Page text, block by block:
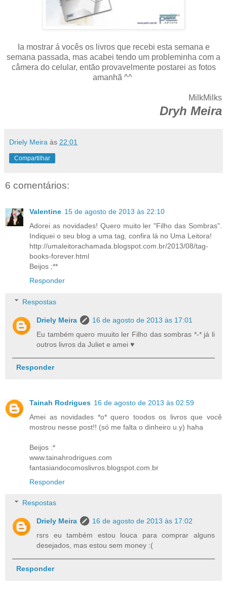
Ia mostrar á vocês os livros que recebi esta semana e
semana passada, mas acabei tendo um probleminha com a
câmera do celular, então provavelmente postarei as fotos
amanhã ^^
MilkMilks
Dryh Meira
Driely Meira às 22:01
Compartilhar
6 comentários:
Valentine 15 de agosto de 2013 às 22:10
Adorei as novidades! Quero muito ler "Filho das Sombras".
Indiquei o seu blog a uma tag, confira lá no Uma Leitora!
http://umaleitorachamada.blogspot.com.br/2013/08/tag-
books-forever.html
Beijos ;**
Responder
Respostas
Driely Meira
16 de agosto de 2013 às 17:01
Eu também quero muuito ler Filho das sombras *-* já li
outros livros da Juliet e amei ♥
Responder
Tainah Rodrigues 16 de agosto de 2013 às 02:59
Amei as novidades *o* quero toodos os livros que você
mostrou nesse post!! (só me falta o dinheiro u.y) haha
Beijos :*
www.tainahrodrigues.com
fantasiandocomoslivros.blogspot.com.br
Responder
Respostas
Driely Meira
16 de agosto de 2013 às 17:02
rsrs eu também estou louca para comprar alguns
desejados, mas estou sem money :(
Responder